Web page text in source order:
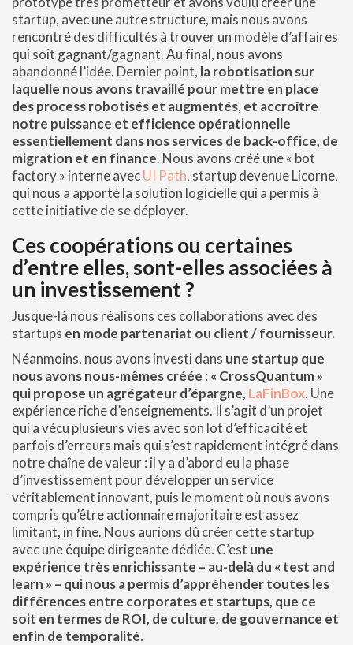
startup, avec une autre structure, mais nous avons
rencontré des difficultés à trouver un modèle d’affaires
qui soit gagnant/gagnant. Au final, nous avons
abandonné l’idée. Dernier point, la robotisation sur
laquelle nous avons travaillé pour mettre en place
des process robotisés et augmentés, et accroître
notre puissance et efficience opérationnelle
essentiellement dans nos services de back-office, de
migration et en finance. Nous avons créé une « bot
factory » interne avecUI Path, startup devenue Licorne,
qui nous a apporté la solution logicielle qui a permis à
cette initiative de se déployer.
Ces coopérations ou certaines
d’entre elles, sont-elles associées à
un investissement ?
Jusque-là nous réalisons ces collaborations avec des
startups en mode partenariat ou client / fournisseur.
Néanmoins, nous avons investi dans une startup que
nous avons nous-mêmes créée : « CrossQuantum »
qui propose un agrégateur d’épargne, LaFinBox. Une
expérience riche d’enseignements. Il s’agit d’un projet
qui a vécu plusieurs vies avec son lot d’efficacité et
parfois d’erreurs mais qui s’est rapidement intégré dans
notre chaîne de valeur : il y a d’abord eu la phase
d’investissement pour développer un service
véritablement innovant, puis le moment où nous avons
compris qu’être actionnaire majoritaire est assez
limitant, in fine. Nous aurions dû créer cette startup
avec une équipe dirigeante dédiée. C’est une
expérience très enrichissante – au-delà du « test and
learn » – qui nous a permis d’appréhender toutes les
différences entre corporates et startups, que ce
soit en termes de ROI, de culture, de gouvernance et
enfin de temporalité.